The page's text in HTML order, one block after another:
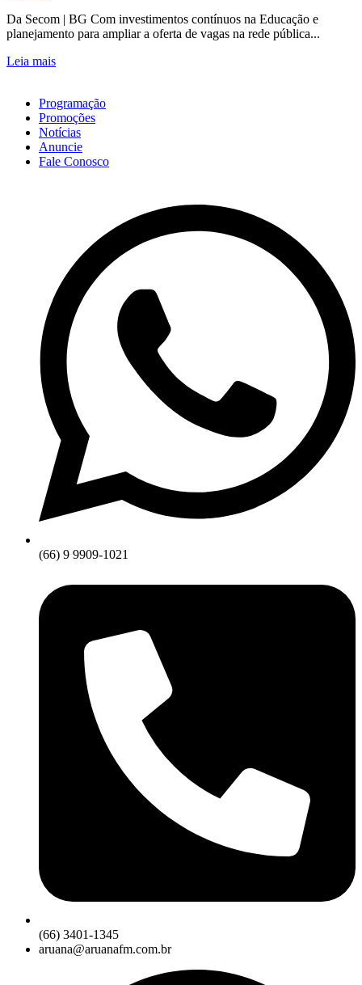
Da Secom | BG Com investimentos contínuos na Educação e
planejamento para ampliar a oferta de vagas na rede pública...
Leia mais
Programação
Promoções
Notícias
Anuncie
Fale Conosco
(66) 9 9909-1021
(66) 3401-1345
aruana@aruanafm.com.br